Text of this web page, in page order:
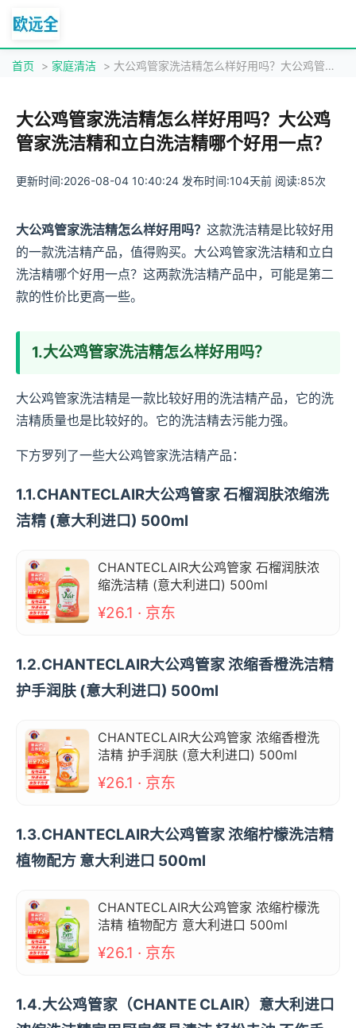
首页 > 家庭清洁 > 大公鸡管家洗洁精怎么样好用吗？大公鸡管家洗洁精和立白洗洁精哪个好用一点？
大公鸡管家洗洁精怎么样好用吗？大公鸡
管家洗洁精和立白洗洁精哪个好用一点？
更新时间:2026-08-04 10:40:24 发布时间:104天前 阅读:85次
大公鸡管家洗洁精怎么样好用吗？ 这款洗洁精是比较好用
的一款洗洁精产品，值得购买。大公鸡管家洗洁精和立白
洗洁精哪个好用一点？这两款洗洁精产品中，可能是第二
款的性价比更高一些。
1.大公鸡管家洗洁精怎么样好用吗？
大公鸡管家洗洁精是一款比较好用的洗洁精产品，它的洗
洁精质量也是比较好的。它的洗洁精去污能力强。
下方罗列了一些大公鸡管家洗洁精产品：
1.1.CHANTECLAIR大公鸡管家 石榴润肤浓缩洗
洁精 (意大利进口) 500ml
CHANTECLAIR大公鸡管家 石榴润肤浓
缩洗洁精 (意大利进口) 500ml
¥26.1 · 京东
1.2.CHANTECLAIR大公鸡管家 浓缩香橙洗洁精
护手润肤 (意大利进口) 500ml
CHANTECLAIR大公鸡管家 浓缩香橙洗
洁精 护手润肤 (意大利进口) 500ml
¥26.1 · 京东
1.3.CHANTECLAIR大公鸡管家 浓缩柠檬洗洁精
植物配方 意大利进口 500ml
CHANTECLAIR大公鸡管家 浓缩柠檬洗
洁精 植物配方 意大利进口 500ml
¥26.1 · 京东
1.4.大公鸡管家（CHANTE CLAIR）意大利进口